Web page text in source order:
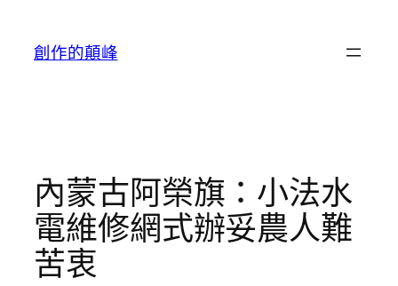
創作的顛峰
內蒙古阿榮旗：小法水
電維修網式辦妥農人難
苦衷